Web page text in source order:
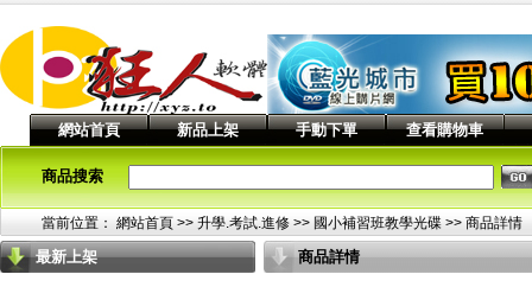
網站首頁 新品上架 手動下單 查看購物車
商品搜索
當前位置： 網站首頁 >> 升學.考試.進修 >> 國小補習班教學光碟 >> 商品詳情
最新上架 商品詳情